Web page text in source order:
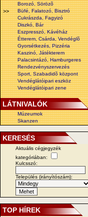
Borozó, Sörözõ
>>
Büfé, Falatozó, Bisztró
Cukrászda, Fagyizó
Diszkó, Bár
Eszpresszó, Kávéház
Étterem, Csárda, Vendéglõ
Gyorsétkezés, Pizzéria
Kaszinó, Játékterem
Palacsintázó, Hamburgeres
Rendezvényszervezés
Sport, Szabadidõ központ
Vendéglátóipari eszköz
Vendéglátóipari zene
LÁTNIVALÓK
Múzeumok
Skanzen
KERESÉS
Aktuális cégjegyzék
kategóriában:
Kulcsszó:
Település (irányítószám):
TOP HÍREK